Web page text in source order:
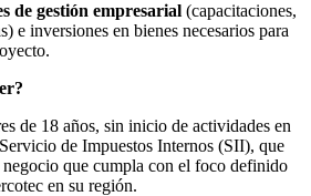
de gestión empresarial (capacitaciones,
e inversiones en bienes necesarios para
de 18 años, sin inicio de actividades en
de Impuestos Internos (SII), que
que cumpla con el foco definido
en su región.